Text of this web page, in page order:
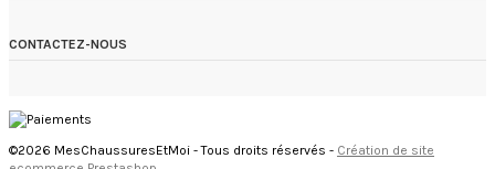
CONTACTEZ-NOUS
©2026 MesChaussuresEtMoi - Tous droits réservés - Création de site